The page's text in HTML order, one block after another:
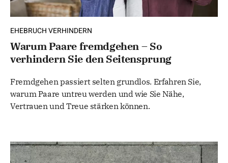
EHEBRUCH VERHINDERN
Warum Paare fremdgehen – So
verhindern Sie den Seitensprung
Fremdgehen passiert selten grundlos. Erfahren Sie,
warum Paare untreu werden und wie Sie Nähe,
Vertrauen und Treue stärken können.